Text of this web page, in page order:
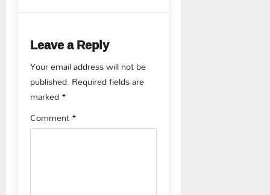
a
v
i
g
Leave a Reply
Your email address will not be
published. Required fields are
marked*
Comment*